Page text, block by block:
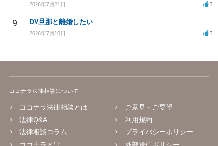
2026年7月21日 1
9 DV旦那と離婚したい
2026年7月10日 1
ココナラ法律相談について
ココナラ法律相談とは
法律Q&A
法律相談コラム
ココナラとは
ご意見・ご要望
利用規約
プライバシーポリシー
外部送信ポリシー